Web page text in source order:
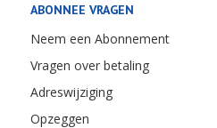
ABONNEE VRAGEN
Neem een Abonnement
Vragen over betaling
Adreswijziging
Opzeggen